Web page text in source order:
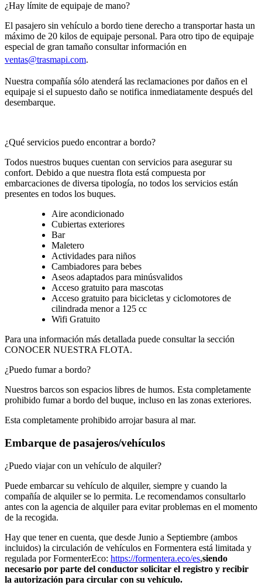
¿Hay límite de equipaje de mano?
El pasajero sin vehículo a bordo tiene derecho a transportar hasta un
máximo de 20 kilos de equipaje personal. Para otro tipo de equipaje
especial de gran tamaño consultar información en
ventas@trasmapi.com.
Nuestra compañía sólo atenderá las reclamaciones por daños en el
equipaje si el supuesto daño se notifica inmediatamente después del
desembarque.
¿Qué servicios puedo encontrar a bordo?
Todos nuestros buques cuentan con servicios para asegurar su
confort. Debido a que nuestra flota está compuesta por
embarcaciones de diversa tipología, no todos los servicios están
presentes en todos los buques.
Aire acondicionado
Cubiertas exteriores
Bar
Maletero
Actividades para niños
Cambiadores para bebes
Aseos adaptados para minúsvalidos
Acceso gratuito para mascotas
Acceso gratuito para bicicletas y ciclomotores de
cilindrada menor a 125 cc
Wifi Gratuito
Para una información más detallada puede consultar la sección
CONOCER NUESTRA FLOTA.
¿Puedo fumar a bordo?
Nuestros barcos son espacios libres de humos. Esta completamente
prohibido fumar a bordo del buque, incluso en las zonas exteriores.
Esta completamente prohibido arrojar basura al mar.
Embarque de pasajeros/vehículos
¿Puedo viajar con un vehículo de alquiler?
Puede embarcar su vehículo de alquiler, siempre y cuando la
compañía de alquiler se lo permita. Le recomendamos consultarlo
antes con la agencia de alquiler para evitar problemas en el momento
de la recogida.
Hay que tener en cuenta, que desde Junio a Septiembre (ambos
incluidos) la circulación de vehículos en Formentera está limitada y
regulada por FormenterEco: https://formentera.eco/es,siendo
necesario por parte del conductor solicitar el registro y recibir
la autorización para circular con su vehículo.